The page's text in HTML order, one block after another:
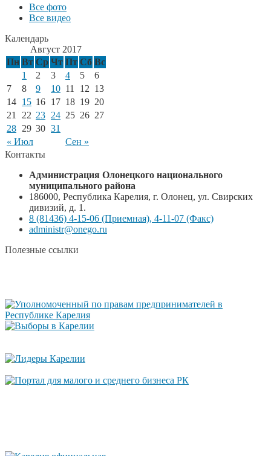
Все фото
Все видео
Календарь
Август 2017
Пн Вт Ср Чт Пт Сб Вс
« Июл Сен »
1 2 3 4 5
6
7
8 9 10 11 12 13
14 15 16 17 18 19 20
21
22 23 24 25 26 27
28 29 30 31
Контакты
Администрация Олонецкого национального
муниципального района
186000, Республика Карелия, г. Олонец, ул. Свирских
дивизий, д. 1.
8 (81436) 4-15-06 (Приемная), 4-11-07 (Факс)
administr@onego.ru
Полезные ссылки